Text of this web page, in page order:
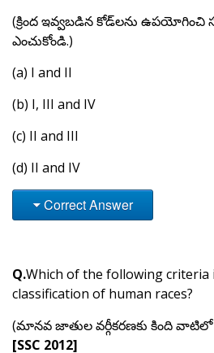
(క్రింద ఇవ్వబడిన కోడ్‌లను
ఎంచుకోండి.)
(a) I and II
(b) I, III and IV
(c) II and III
(d) II and IV
Correct Answer
Q.Which of the following criteria
classification of human races?
(మానవ జాతుల వర్గీకరణకు కింది
[SSC 2012]